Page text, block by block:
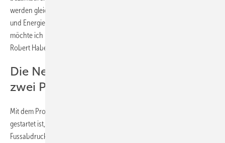
werden gleichzeitig Anreize gesetzt, trotz Inflation, erhöhter Zinssätze
und Energiepreise in das Bauen zu investieren. Für die Unterstützung
möchte ich mich bei meinen Kabinettskollegen Christian Lindner und
Robert Habeck bedanken.“
Die Neubauförderung besteht aus
zwei Programmen:
Mit dem Programm „Klimafreundlicher Neubau“, das zum 1. März 2023
gestartet ist, werden Neubauvorhaben gefördert, bei denen der CO
Fussabdruck über den gesamten Lebenszyklus gering ist, und die den